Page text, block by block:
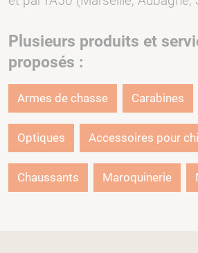
Plusieurs produits et
proposés :
Armes de chasse Carabines
Optiques Accessoires pour
Chaussants Maroquinerie